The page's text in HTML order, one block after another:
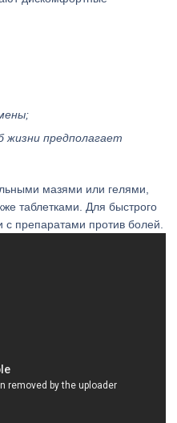
жизни предполагает
мазями или гелями,
таблетками. Для быстрого
с препаратами против болей.